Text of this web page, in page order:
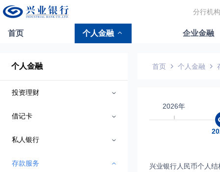
分行机构
首页 个人金融 企业金融
个人金融
投资理财
借记卡
私人银行
存款服务
首页 个人金融
2026年